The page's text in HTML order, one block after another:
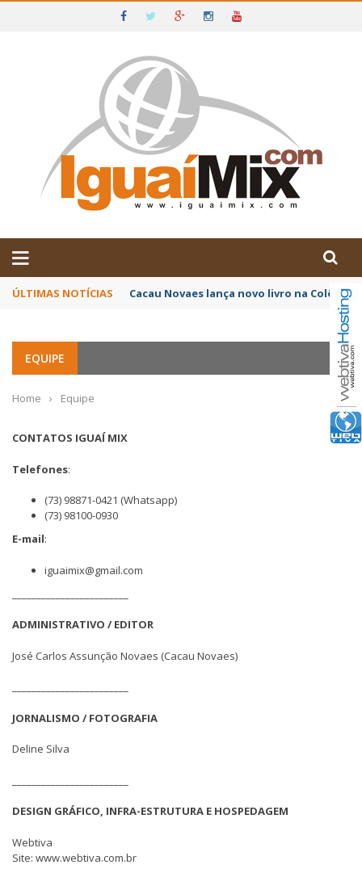
IGUAÍ E SUDOESTE DA BAHIA
ÚLTIMAS NOTÍCIAS Cacau Novaes lança novo livro na Colômbia
EQUIPE
Home › Equipe
CONTATOS IGUAÍ MIX
Telefones:
(73) 98871-0421 (Whatsapp)
(73) 98100-0930
E-mail:
iguaimix@gmail.com
ADMINISTRATIVO / EDITOR
José Carlos Assunção Novaes (Cacau Novaes)
JORNALISMO / FOTOGRAFIA
Deline Silva
DESIGN GRÁFICO, INFRA-ESTRUTURA E HOSPEDAGEM
Webtiva
Site: www.webtiva.com.br